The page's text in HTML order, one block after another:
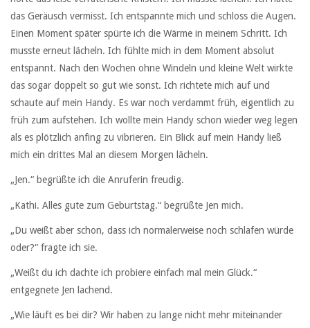
das Geräusch vermisst. Ich entspannte mich und schloss die Augen.
Einen Moment später spürte ich die Wärme in meinem Schritt. Ich
musste erneut lächeln. Ich fühlte mich in dem Moment absolut
entspannt. Nach den Wochen ohne Windeln und kleine Welt wirkte
das sogar doppelt so gut wie sonst. Ich richtete mich auf und
schaute auf mein Handy. Es war noch verdammt früh, eigentlich zu
früh zum aufstehen. Ich wollte mein Handy schon wieder weg legen
als es plötzlich anfing zu vibrieren. Ein Blick auf mein Handy ließ
mich ein drittes Mal an diesem Morgen lächeln.
„Jen.“ begrüßte ich die Anruferin freudig.
„Kathi. Alles gute zum Geburtstag.“ begrüßte Jen mich.
„Du weißt aber schon, dass ich normalerweise noch schlafen würde
oder?“ fragte ich sie.
„Weißt du ich dachte ich probiere einfach mal mein Glück.“
entgegnete Jen lachend.
„Wie läuft es bei dir? Wir haben zu lange nicht mehr miteinander